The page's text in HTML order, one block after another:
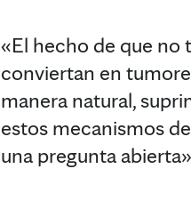
«El hecho de que no
conviertan en
manera natural,
estos mecanismos
una pregunta